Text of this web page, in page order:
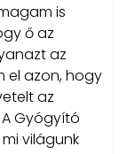
is
ő az
az
el azon, hogy
az
Gyógyító
világunk